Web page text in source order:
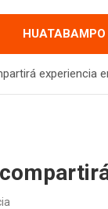
HUATABAMPO
experiencia